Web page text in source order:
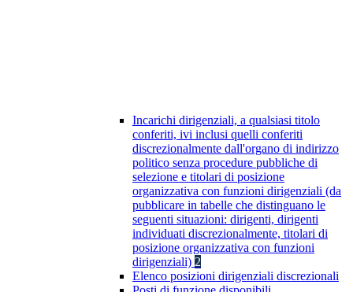
Incarichi dirigenziali, a qualsiasi titolo
conferiti, ivi inclusi quelli conferiti
discrezionalmente dall'organo di indirizzo
politico senza procedure pubbliche di
selezione e titolari di posizione
organizzativa con funzioni dirigenziali (da
pubblicare in tabelle che distinguano le
seguenti situazioni: dirigenti, dirigenti
individuati discrezionalmente, titolari di
posizione organizzativa con funzioni
dirigenziali) 2
Elenco posizioni dirigenziali discrezionali